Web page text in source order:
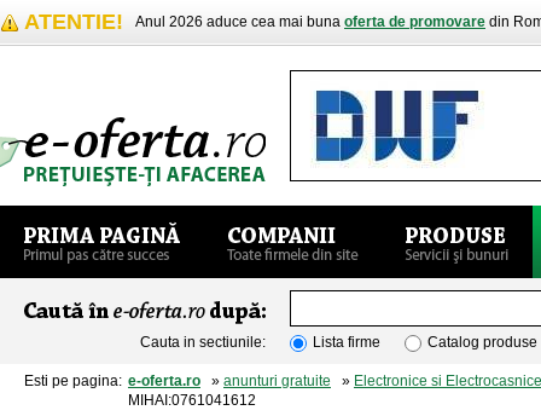
ATENTIE! Anul 2026 aduce cea mai buna oferta de promovare din
Cauta in sectiunile: Lista firme Catalog produse
Esti pe pagina: e-oferta.ro » anunturi gratuite » Electronice si Electrocasnice
MIHAI:0761041612